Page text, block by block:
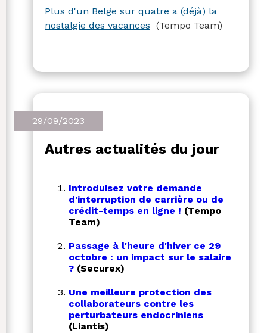
managers prennent rarement des
mesures pour faire face aux absences
vacances longues.
Plus d'un Belge sur quatre a (déjà) la
nostalgie des vacances (Tempo Team)
29/09/2023
Autres actualités du jour
Introduisez votre demande
d'interruption de carrière ou de
crédit-temps en ligne ! (Tempo
Team)
Passage à l'heure d'hiver ce 29
octobre : un impact sur le salaire
? (Securex)
Une meilleure protection des
collaborateurs contre les
perturbateurs endocriniens
(Liantis)